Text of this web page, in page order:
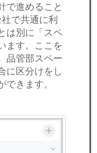
で進めること
で共通に利
は別に「スペ
ます。ここを
品管部スペー
に区分けをし
きます。